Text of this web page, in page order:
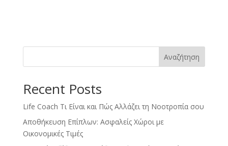
Αναζήτηση
Recent Posts
Life Coach Τι Είναι και Πώς Αλλάζει τη Νοοτροπία σου
Αποθήκευση Επίπλων: Ασφαλείς Χώροι με
Οικονομικές Τιμές